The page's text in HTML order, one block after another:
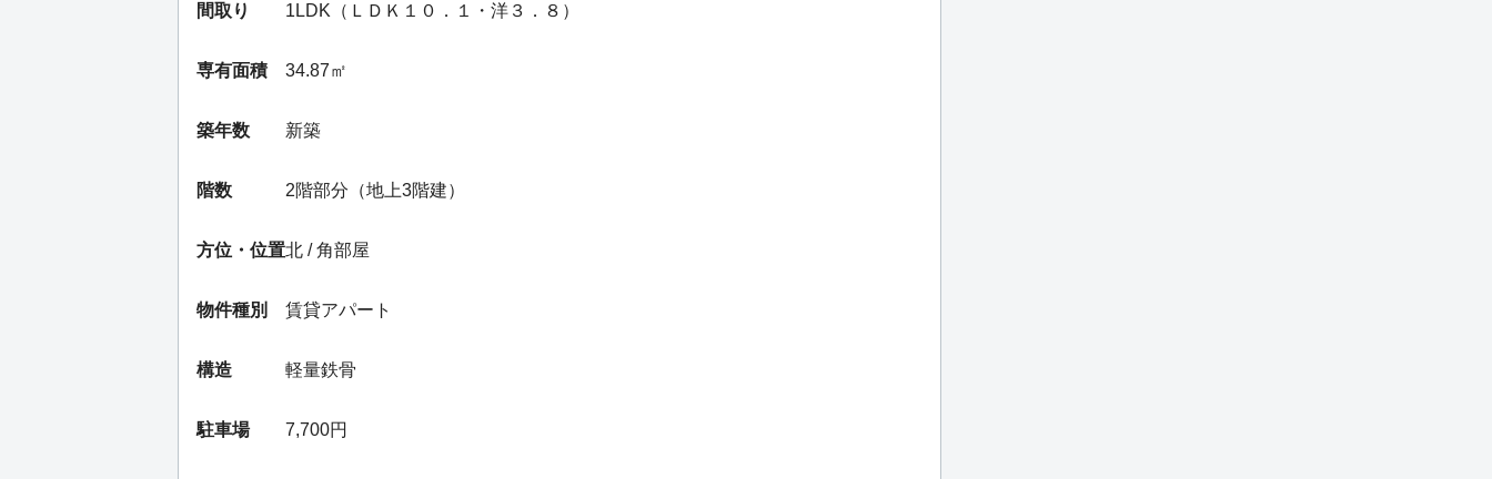
間取り 1LDK（ＬＤＫ１０．１・洋３．８）
専有面積 34.87㎡
築年数 新築
階数 2階部分（地上3階建）
方位・位置北 / 角部屋
物件種別 賃貸アパート
構造 軽量鉄骨
駐車場 7,700円